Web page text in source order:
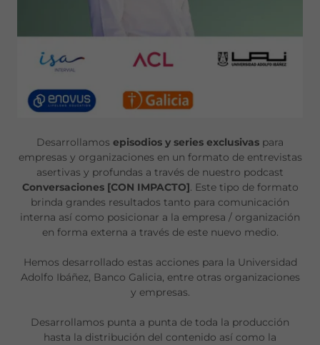
Desarrollamos episodios y series exclusivas para
empresas y organizaciones en un formato de entrevistas
asertivas y profundas a través de nuestro podcast
Conversaciones [CON IMPACTO]. Este tipo de formato
brinda grandes resultados tanto para comunicación
interna así como posicionar a la empresa / organización
en forma externa a través de este nuevo medio.
Hemos desarrollado estas acciones para la Universidad
Adolfo Ibáñez, Banco Galicia, entre otras organizaciones
y empresas.
Desarrollamos punta a punta de toda la producción
hasta la distribución del contenido así como la